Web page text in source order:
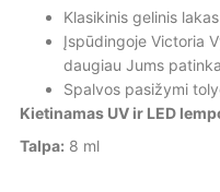
Klasikinis gelinis
Įspūdingoje Victoria
daugiau Jums
Spalvos pasižymi
Kietinamas UV ir LED
Talpa: 8 ml